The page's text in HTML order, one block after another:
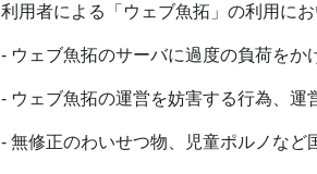
利用者による「ウェブ魚拓」の利用に
- ウェブ魚拓のサーバに過度の負荷をか
- ウェブ魚拓の運営を妨害する行為、運
- 無修正のわいせつ物、児童ポルノなど